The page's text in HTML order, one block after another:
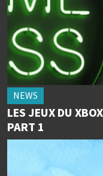
NEWS
LES JEUX DU
PART 1